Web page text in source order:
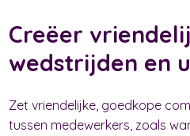
Creëer
wedstrijden en
Zet vriendelijke, goedkope
tussen medewerkers, zoals